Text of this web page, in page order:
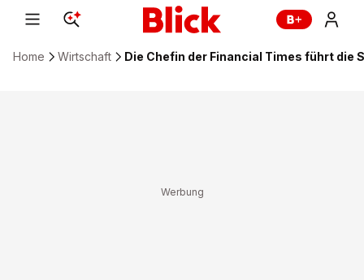
Home Wirtschaft Die Chefin der Financial Times führt die